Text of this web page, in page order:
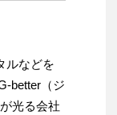
ルなどを
better（ジ
光る会社